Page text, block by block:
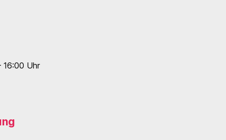
16:00 Uhr